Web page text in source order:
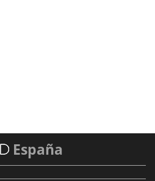
España